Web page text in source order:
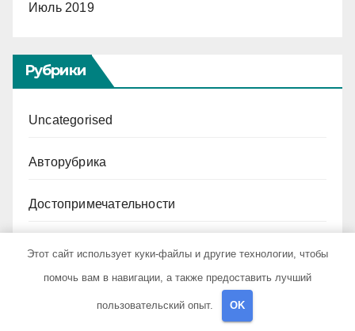
Июль 2019
Рубрики
Uncategorised
Авторубрика
Достопримечательности
Новости для путешественников
Этот сайт использует куки-файлы и другие технологии, чтобы
помочь вам в навигации, а также предоставить лучший
пользовательский опыт. OK